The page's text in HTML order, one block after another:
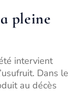
pleine
intervient
Dans le
au décès